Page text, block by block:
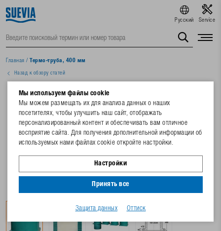
Русский Service
Главная / Термо-труба, 400 мм
Назад к обзору статей
Мы используем файлы cookie
Мы можем размещать их для анализа данных о наших
посетителях, чтобы улучшить наш сайт, отображать
персонализированный контент и обеспечивать вам отличное
восприятие сайта. Для получения дополнительной информации об
используемых нами файлах cookie откройте настройки.
Настройки
Принять все
Защита данных Оттиск